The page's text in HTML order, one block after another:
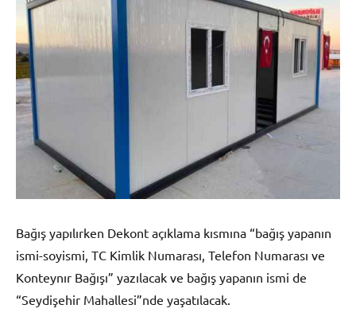
Bağış yapılırken Dekont açıklama kısmına “bağış yapanın
ismi-soyismi, TC Kimlik Numarası, Telefon Numarası ve
Konteynır Bağışı” yazılacak ve bağış yapanın ismi de
“Seydişehir Mahallesi”nde yaşatılacak.